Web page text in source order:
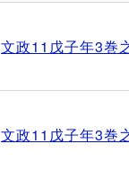
文政11戊子年3巻
文政11戊子年3巻